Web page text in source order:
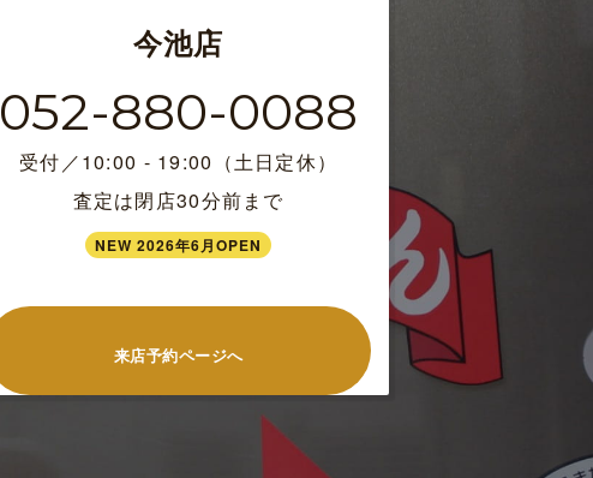
今池店
052-880-0088
受付／10:00 - 19:00（土日定休）
査定は閉店30分前まで
NEW 2026年6月OPEN
来店予約ページへ